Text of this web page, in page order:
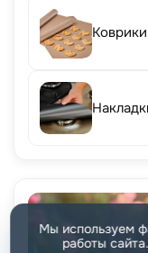
Мы используем
работы сайта.